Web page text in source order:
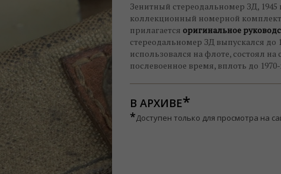
Зенитный стереодальномер ЗД,
коллекционный номерной
прилагается оригинальное
стереодальномер ЗД выпускался до
использовался на флоте, состоял
послевоенное время, вплоть до
В АРХИВЕ
*Доступен только для просмотра на